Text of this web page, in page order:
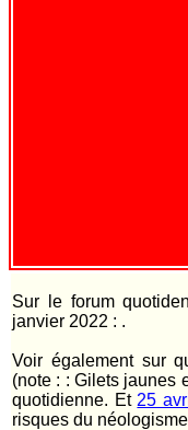
Sur le forum
janvier 2022 : .
Voir également sur
(note : : Gilets jaunes
quotidienne. Et 25
risques du